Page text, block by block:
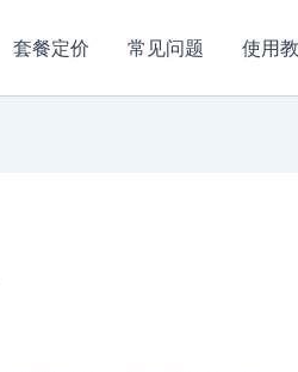
套餐定价 常见问题 使用